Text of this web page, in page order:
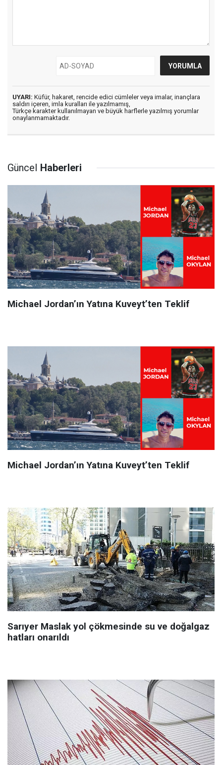
UYARI: Küfür, hakaret, rencide edici cümleler veya imalar, inançlara
saldırı içeren, imla kuralları ile yazılmamış,
Türkçe karakter kullanılmayan ve büyük harflerle yazılmış yorumlar
onaylanmamaktadır.
Güncel Haberleri
Michael Jordan’ın Yatına Kuveyt’ten Teklif
Michael Jordan’ın Yatına Kuveyt’ten Teklif
Sarıyer Maslak yol çökmesinde su ve doğalgaz
hatları onarıldı